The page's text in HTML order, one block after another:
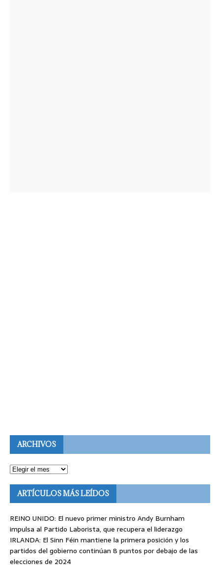
ARCHIVOS
ARTÍCULOS MÁS LEÍDOS
REINO UNIDO: El nuevo primer ministro Andy Burnham
impulsa al Partido Laborista, que recupera el liderazgo
IRLANDA: El Sinn Féin mantiene la primera posición y los
partidos del gobierno continúan 8 puntos por debajo de las
elecciones de 2024